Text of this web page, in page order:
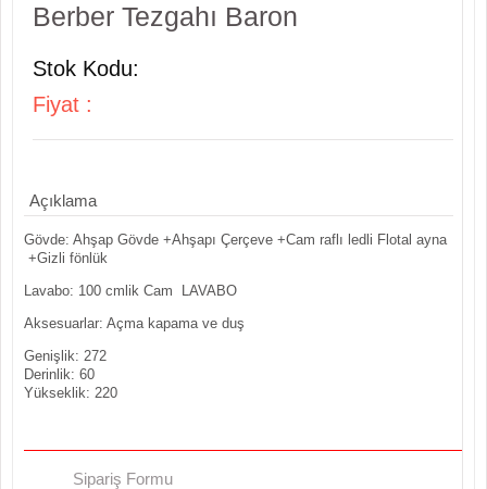
Berber Tezgahı Baron
Stok Kodu:
Fiyat :
Açıklama
Gövde: Ahşap Gövde +Ahşapı Çerçeve +Cam raflı ledli Flotal ayna
+Gizli fönlük
Lavabo: 100 cmlik Cam LAVABO
Aksesuarlar: Açma kapama ve duş
Genişlik: 272
Derinlik: 60
Yükseklik: 220
Sipariş Formu